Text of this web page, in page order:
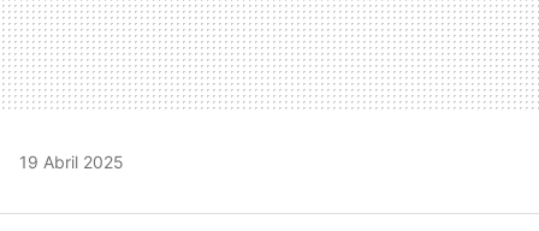
19 Abril 2025